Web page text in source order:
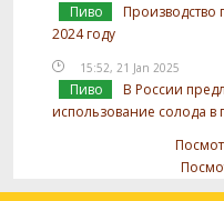
Пиво
Производство
2024 году
15:52, 21 Jan 2025
Пиво
В России
использование солода в